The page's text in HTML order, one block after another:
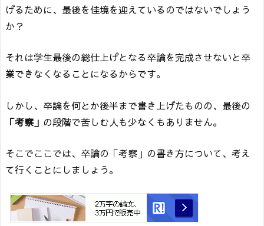
げるために、最後を佳境を迎えているのではないでしょう
か？
それは学生最後の総仕上げとなる卒論を完成させないと卒
業できなくなることになるからです。
しかし、卒論を何とか後半まで書き上げたものの、最後の
「考察」 の段階で苦しむ人も少なくもありません。
そこでここでは、卒論の「考察」の書き方について、考え
て行くことにしましょう。